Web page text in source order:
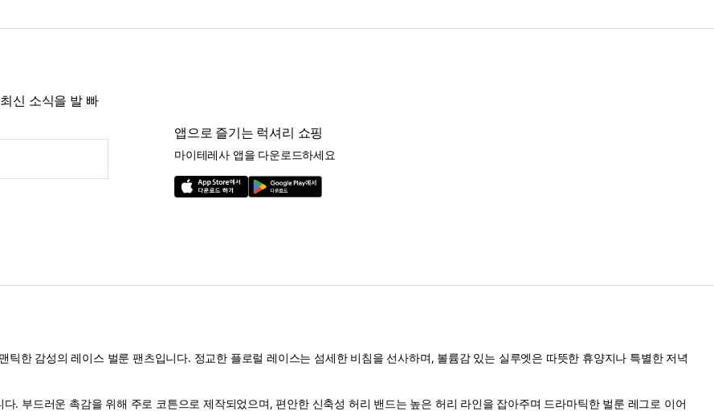
신 소식을 발 빠
앱으로 즐기는 럭셔리 쇼핑
마이테레사 앱을 다운로드하세요
한 감성의 레이스 벌룬 팬츠입니다. 정교한 플로럴 레이스는 섬세한 비침을 선사하며, 볼륨감 있는 실루엣은 따뜻한 휴양지나 특별한 저녁
. 부드러운 촉감을 위해 주로 코튼으로 제작되었으며, 편안한 신축성 허리 밴드는 높은 허리 라인을 잡아주며 드라마틱한 벌룬 레그로 이어